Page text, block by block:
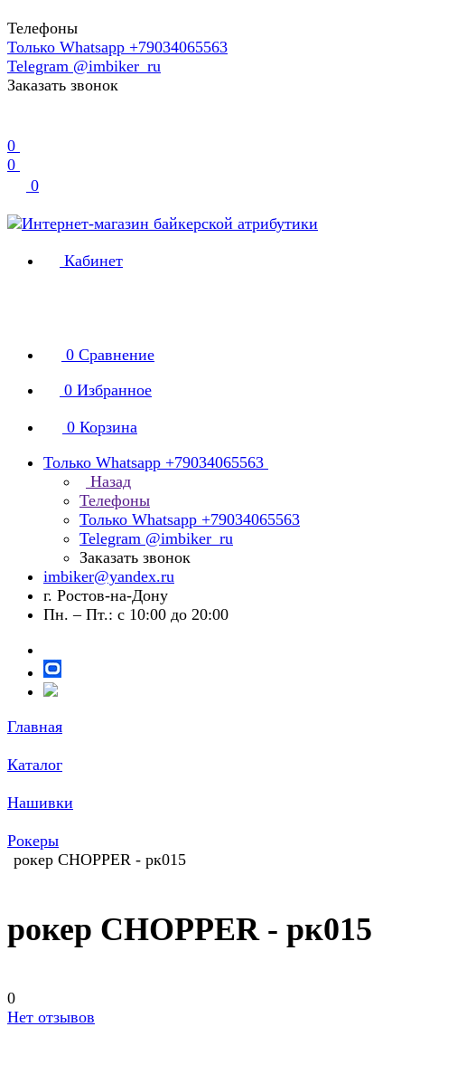
Телефоны
Только Whatsapp +79034065563
Telegram @imbiker_ru
Заказать звонок
0
0
0
Кабинет
0 Сравнение
0 Избранное
0 Корзина
Только Whatsapp +79034065563
Назад
Телефоны
Только Whatsapp +79034065563
Telegram @imbiker_ru
Заказать звонок
imbiker@yandex.ru
г. Ростов-на-Дону
Пн. – Пт.: с 10:00 до 20:00
Главная
Каталог
Нашивки
Рокеры
рокер CHOPPER - рк015
рокер CHOPPER - рк015
0
Нет отзывов